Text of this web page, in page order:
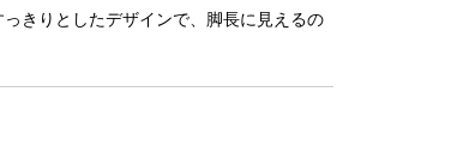
きりとしたデザインで、脚長に見えるの